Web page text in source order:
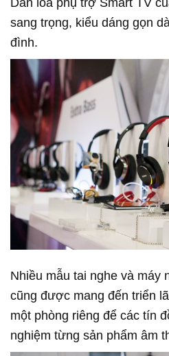
Dàn loa phụ trợ Smart TV
sang trọng, kiểu dáng gọn
đình.
Nhiều mẫu tai nghe và máy
cũng được mang đến triển
một phòng riêng để các tín
nghiệm từng sản phẩm âm